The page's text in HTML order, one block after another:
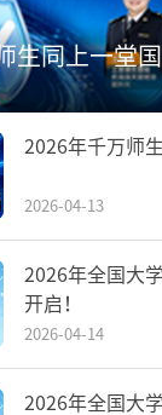
生同上一堂
2026年千万师
2026-04-13
2026年全国大
开启！
2026-04-14
2026年全国大